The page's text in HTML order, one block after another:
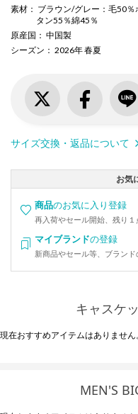
素材 ： ブラウン/グレー：毛50
タン55％綿45％
原産国 ： 中国製
シーズン ： 2026年 春夏
サイズ交換・返品について
お気
商品のお気に入り登録
再入荷やセール開始、残り
マイブランドの登録
新商品やセール等、ブラン
キャスケ
現在おすすめアイテムはありません。
MEN'S